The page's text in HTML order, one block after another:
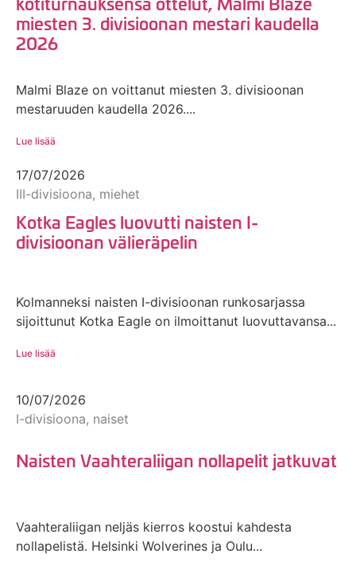
miesten 3. divisioonan mestari kaudella
2026
Malmi Blaze on voittanut miesten 3. divisioonan
mestaruuden kaudella 2026....
Lue lisää
17/07/2026
III-divisioona, miehet
Kotka Eagles luovutti naisten I-
divisioonan välieräpelin
Kolmanneksi naisten I-divisioonan runkosarjassa
sijoittunut Kotka Eagle on ilmoittanut luovuttavansa...
Lue lisää
10/07/2026
I-divisioona, naiset
Naisten Vaahteraliigan nollapelit jatkuvat
Vaahteraliigan neljäs kierros koostui kahdesta
nollapelistä. Helsinki Wolverines ja Oulu...